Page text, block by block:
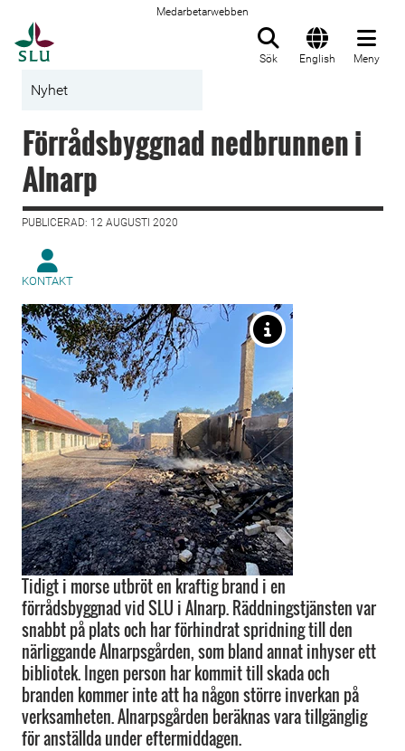
Medarbetarwebben
Sök English Meny
Nyhet
Förrådsbyggnad nedbrunnen i
Alnarp
PUBLICERAD: 12 AUGUSTI 2020
KONTAKT
Tidigt i morse utbröt en kraftig brand i en
förrådsbyggnad vid SLU i Alnarp. Räddningstjänsten var
snabbt på plats och har förhindrat spridning till den
närliggande Alnarpsgården, som bland annat inhyser ett
bibliotek. Ingen person har kommit till skada och
branden kommer inte att ha någon större inverkan på
verksamheten. Alnarpsgården beräknas vara tillgänglig
för anställda under eftermiddagen.